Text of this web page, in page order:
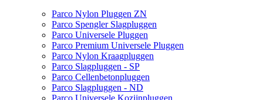
Parco Nylon Pluggen ZN
Parco Spengler Slagpluggen
Parco Universele Pluggen
Parco Premium Universele Pluggen
Parco Nylon Kraagpluggen
Parco Slagpluggen - SP
Parco Cellenbetonpluggen
Parco Slagpluggen - ND
Parco Universele Kozijnpluggen